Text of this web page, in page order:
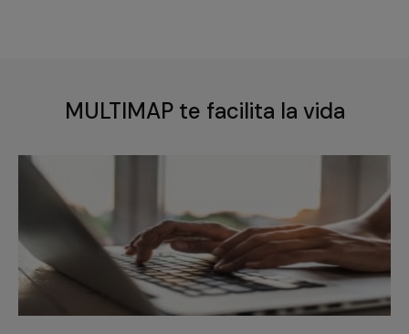
MULTIMAP te facilita la vida